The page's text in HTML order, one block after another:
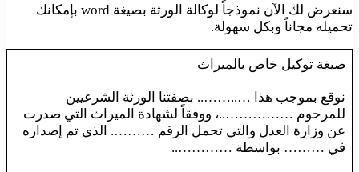
سنعرض لك الآن نموذجاً لوكالة الورثة بصيغة word بإمكانك
تحميله مجاناً وبكل سهولة.
صيغة توكيل خاص بالميراث
نوقع بموجب هذا …..…….. بصفتنا الورثة الشرعيين
للمرحوم ……………..، ووفقاً لشهادة الميراث التي صدرت
عن وزارة العدل والتي تحمل الرقم ………. الذي تم إصداره
في ……… بواسطة …………..